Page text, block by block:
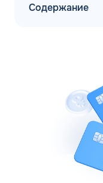
Содержание